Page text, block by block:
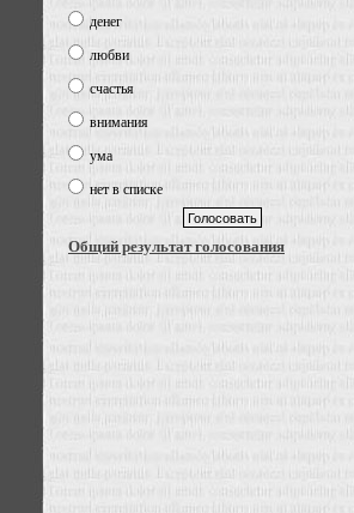
денег
любви
счастья
внимания
ума
нет в списке
Общий результат голосования